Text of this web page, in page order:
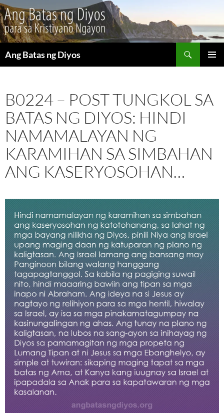
Ang Batas ng Diyos
B0224 – POST TUNGKOL SA
BATAS NG DIYOS: HINDI
NAMAMALAYAN NG
KARAMIHAN SA SIMBAHAN
ANG KASERYOSOHAN…